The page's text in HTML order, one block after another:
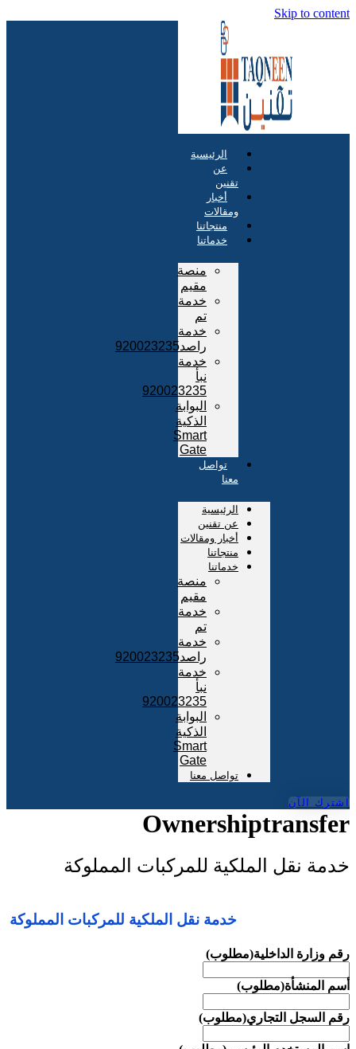
Skip to content
الرئيسية
عن
تقنين
أخبار
ومقالات
منتجاتنا
خدماتنا
منصة
مقيم
خدمة
تم
خدمة
راصد920023235
خدمة
نبأ
920023235
البوابة
الذكية
Smart
Gate
تواصل
معنا
الرئيسية
عن تقنين
أخبار ومقالات
منتجاتنا
خدماتنا
منصة
مقيم
خدمة
تم
خدمة
راصد920023235
خدمة
نبأ
920023235
البوابة
الذكية
Smart
Gate
تواصل معنا
اشترك الآن
Ownershiptransfer
خدمة نقل الملكية للمركبات المملوكة
خدمة نقل الملكية للمركبات المملوكة
رقم وزارة الداخلية(مطلوب)
أسم المنشأة(مطلوب)
رقم السجل التجاري(مطلوب)